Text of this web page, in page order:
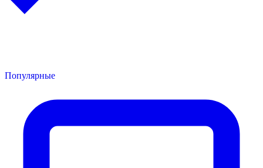
Популярные